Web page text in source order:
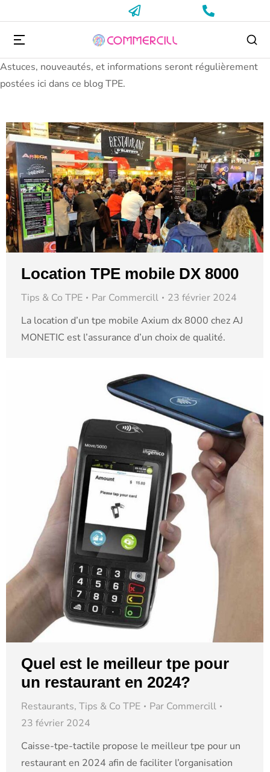
Astuces, nouveautés, et informations seront régulièrement
postées ici dans ce blog TPE.
Location TPE mobile DX 8000
Tips & Co TPE Par Commercill
23 février 2024
La location d’un tpe mobile Axium dx 8000 chez AJ
MONETIC est l’assurance d’un choix de qualité.
Quel est le meilleur tpe pour
un restaurant en 2024?
Restaurants, Tips & Co TPE Par Commercill
23 février 2024
Caisse-tpe-tactile propose le meilleur tpe pour un
restaurant en 2024 afin de faciliter l’organisation